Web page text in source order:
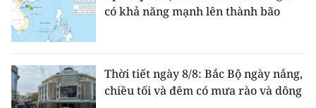
có khả năng mạnh lên thành bão
Thời tiết ngày 8/8: Bắc Bộ ngày nắng,
chiều tối và đêm có mưa rào và dông